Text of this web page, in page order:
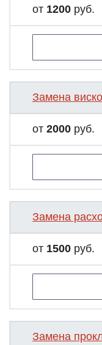
от 1200 руб.
Замена
от 2000 руб.
Замена
от 1500 руб.
Замена